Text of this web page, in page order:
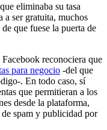
eliminaba su tasa
a ser gratuita, muchos
que fuese la puerta de
reconociera que
para negocio -del que
. En todo caso, sí
que permitieran a los
desde la plataforma,
spam y publicidad por